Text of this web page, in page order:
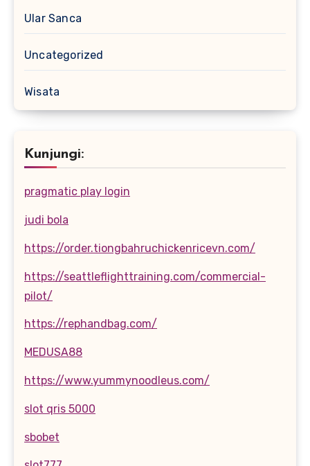
Ular Sanca
Uncategorized
Wisata
Kunjungi:
pragmatic play login
judi bola
https://order.tiongbahruchickenricevn.com/
https://seattleflighttraining.com/commercial-
pilot/
https://rephandbag.com/
MEDUSA88
https://www.yummynoodleus.com/
slot qris 5000
sbobet